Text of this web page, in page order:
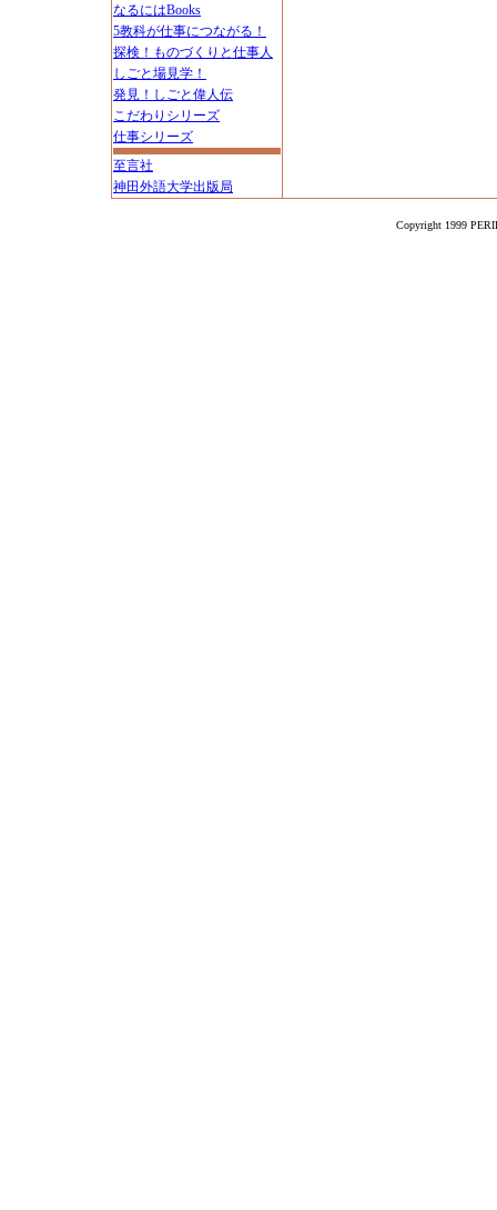
なるにはBooks
5教科が仕事につながる！
探検！ものづくりと仕事人
しごと場見学！
発見！しごと偉人伝
こだわりシリーズ
仕事シリーズ
至言社
神田外語大学出版局
Copyright 1999